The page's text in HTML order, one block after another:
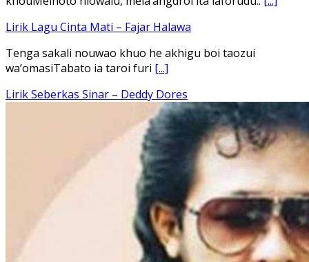
Ena’o natola ukhamoHaga mbawa ba desa’aUhalo ube’e
khomoUohe ia ube bangaimo Ena’o
Lirik Lagu FAFOFA Ciptaan Fajar Halawa Vocal Rendi Gulo